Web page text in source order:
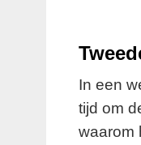
In een
tijd om
waarom